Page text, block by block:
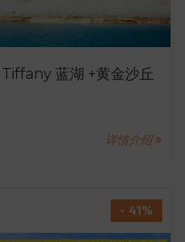
蓝湖 +黄金沙丘
详情介绍
- 41%